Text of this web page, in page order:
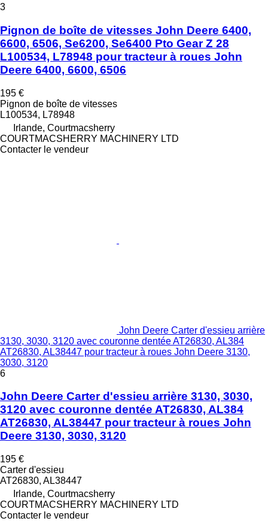
3
Pignon de boîte de vitesses John Deere 6400,
6600, 6506, Se6200, Se6400 Pto Gear Z 28
L100534, L78948 pour tracteur à roues John
Deere 6400, 6600, 6506
195 €
Pignon de boîte de vitesses
L100534, L78948
Irlande, Courtmacsherry
COURTMACSHERRY MACHINERY LTD
Contacter le vendeur
John Deere Carter d'essieu arrière
3130, 3030, 3120 avec couronne dentée AT26830, AL384
AT26830, AL38447 pour tracteur à roues John Deere 3130,
3030, 3120
6
John Deere Carter d'essieu arrière 3130, 3030,
3120 avec couronne dentée AT26830, AL384
AT26830, AL38447 pour tracteur à roues John
Deere 3130, 3030, 3120
195 €
Carter d'essieu
AT26830, AL38447
Irlande, Courtmacsherry
COURTMACSHERRY MACHINERY LTD
Contacter le vendeur